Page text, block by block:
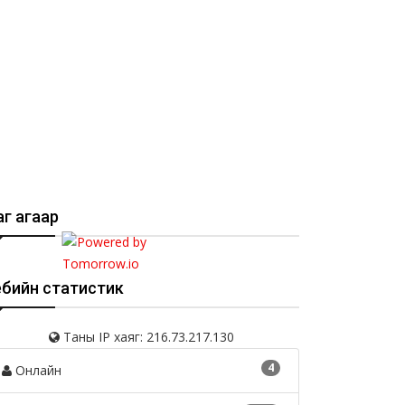
агаар
статистик
Таны IP хаяг: 216.73.217.130
4
Онлайн